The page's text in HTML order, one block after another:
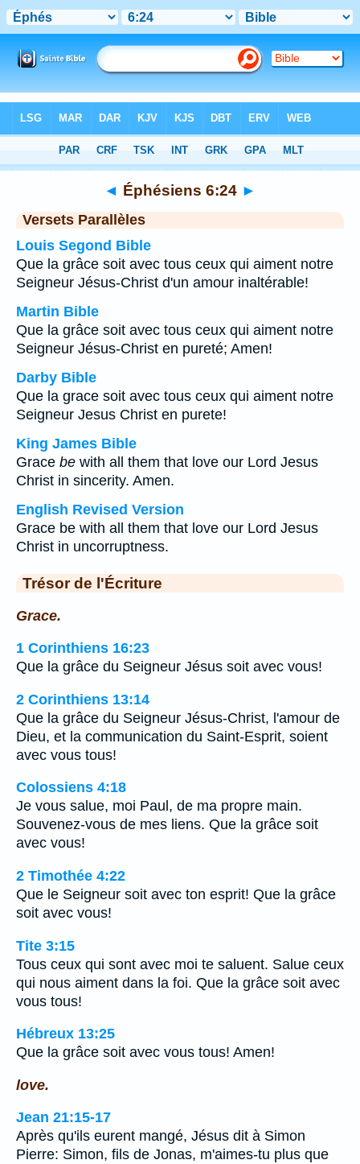
Chapitre 6 > Verset 24
◄ Éphésiens 6:24 ►
Versets Parallèles
Louis Segond Bible
Que la grâce soit avec tous ceux qui aiment notre
Seigneur Jésus-Christ d'un amour inaltérable!
Martin Bible
Que la grâce soit avec tous ceux qui aiment notre
Seigneur Jésus-Christ en pureté; Amen!
Darby Bible
Que la grace soit avec tous ceux qui aiment notre
Seigneur Jesus Christ en purete!
King James Bible
Grace be with all them that love our Lord Jesus
Christ in sincerity. Amen.
English Revised Version
Grace be with all them that love our Lord Jesus
Christ in uncorruptness.
Trésor de l'Écriture
Grace.
1 Corinthiens 16:23
Que la grâce du Seigneur Jésus soit avec vous!
2 Corinthiens 13:14
Que la grâce du Seigneur Jésus-Christ, l'amour de
Dieu, et la communication du Saint-Esprit, soient
avec vous tous!
Colossiens 4:18
Je vous salue, moi Paul, de ma propre main.
Souvenez-vous de mes liens. Que la grâce soit
avec vous!
2 Timothée 4:22
Que le Seigneur soit avec ton esprit! Que la grâce
soit avec vous!
Tite 3:15
Tous ceux qui sont avec moi te saluent. Salue ceux
qui nous aiment dans la foi. Que la grâce soit avec
vous tous!
Hébreux 13:25
Que la grâce soit avec vous tous! Amen!
love.
Jean 21:15-17
Après qu'ils eurent mangé, Jésus dit à Simon
Pierre: Simon, fils de Jonas, m'aimes-tu plus que